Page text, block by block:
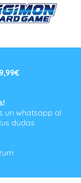
un whatsapp al
dudas